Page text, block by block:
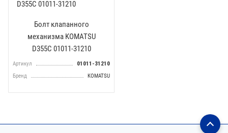
Болт клапанного
механизма KOMATSU
D355C 01011-31210
Артикул
01011-31210
Бренд
KOMATSU